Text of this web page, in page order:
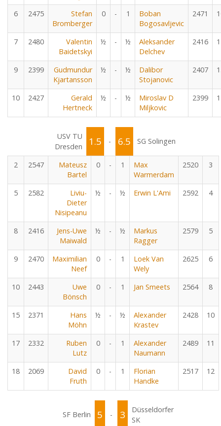
6 2475
Stefan
Bromberger
0 - 1
Boban
Bogosavljevic
2471
7 2480
Valentin
Baidetskyi
½ - ½
Aleksander
Delchev
2416
9 2399
Gudmundur
Kjartansson
½ - ½
Dalibor
Stojanovic
2407
10 2427
Gerald
Hertneck
½ - ½
Miroslav D
Miljkovic
2399
USV TU
Dresden
1.5 - 6.5 SG Solingen
2 2547
Mateusz
Bartel
0 - 1
Max
Warmerdam
2520 3
5 2582
Liviu-
Dieter
Nisipeanu
½ - ½ Erwin L'Ami 2592 4
8 2416
Jens-Uwe
Maiwald
½ - ½
Markus
Ragger
2579 5
9 2470
Maximilian
Neef
0 - 1
Loek Van
Wely
2625 6
10 2443
Uwe
Bönsch
0 - 1 Jan Smeets 2564 8
15 2371
Hans
Möhn
½ - ½
Alexander
Krastev
2428 10
17 2332
Ruben
Lutz
0 - 1
Alexander
Naumann
2489 11
18 2069
David
Fruth
0 - 1
Florian
Handke
2517 12
SF Berlin 5 - 3
Düsseldorfer
SK